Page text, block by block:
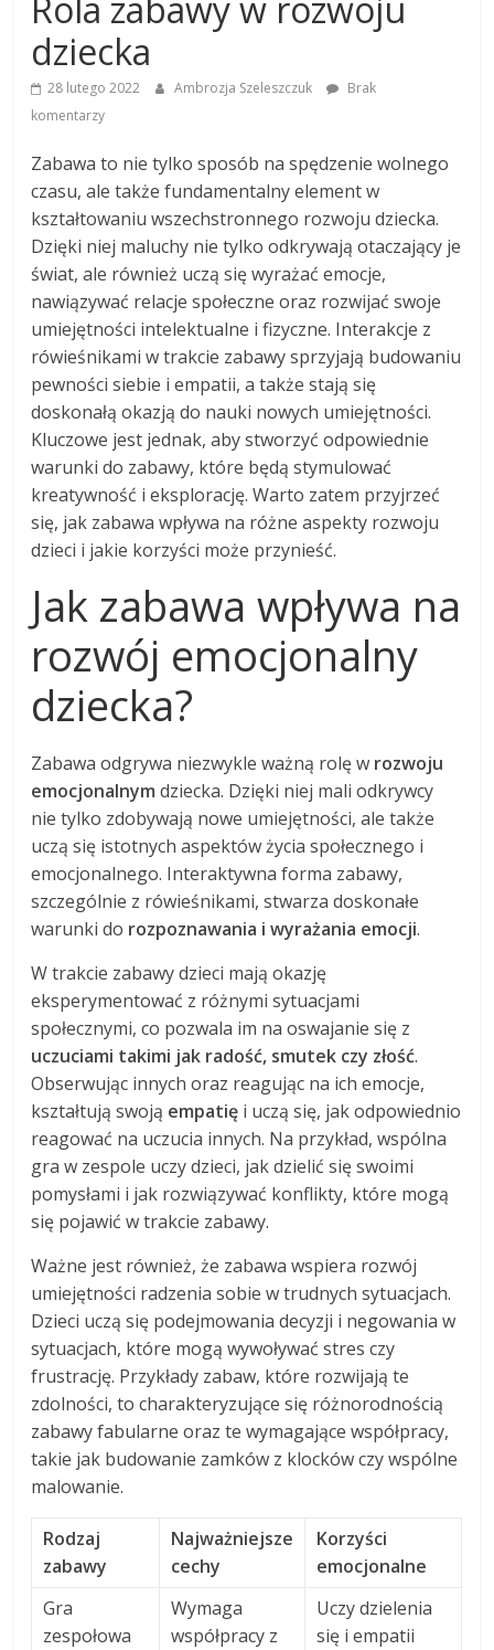
Rola zabawy w rozwoju
dziecka
28 lutego 2022 Ambrozja Szeleszczuk
Brak
komentarzy
Zabawa to nie tylko sposób na spędzenie wolnego
czasu, ale także fundamentalny element w
kształtowaniu wszechstronnego rozwoju dziecka.
Dzięki niej maluchy nie tylko odkrywają otaczający je
świat, ale również uczą się wyrażać emocje,
nawiązywać relacje społeczne oraz rozwijać swoje
umiejętności intelektualne i fizyczne. Interakcje z
rówieśnikami w trakcie zabawy sprzyjają budowaniu
pewności siebie i empatii, a także stają się
doskonałą okazją do nauki nowych umiejętności.
Kluczowe jest jednak, aby stworzyć odpowiednie
warunki do zabawy, które będą stymulować
kreatywność i eksplorację. Warto zatem przyjrzeć
się, jak zabawa wpływa na różne aspekty rozwoju
dzieci i jakie korzyści może przynieść.
Jak zabawa wpływa na
rozwój emocjonalny
dziecka?
Zabawa odgrywa niezwykle ważną rolę w rozwoju
emocjonalnym dziecka. Dzięki niej mali odkrywcy
nie tylko zdobywają nowe umiejętności, ale także
uczą się istotnych aspektów życia społecznego i
emocjonalnego. Interaktywna forma zabawy,
szczególnie z rówieśnikami, stwarza doskonałe
warunki do rozpoznawania i wyrażania emocji.
W trakcie zabawy dzieci mają okazję
eksperymentować z różnymi sytuacjami
społecznymi, co pozwala im na oswajanie się z
uczuciami takimi jak radość, smutek czy złość.
Obserwując innych oraz reagując na ich emocje,
kształtują swoją empatię i uczą się, jak odpowiednio
reagować na uczucia innych. Na przykład, wspólna
gra w zespole uczy dzieci, jak dzielić się swoimi
pomysłami i jak rozwiązywać konflikty, które mogą
się pojawić w trakcie zabawy.
Ważne jest również, że zabawa wspiera rozwój
umiejętności radzenia sobie w trudnych sytuacjach.
Dzieci uczą się podejmowania decyzji i negowania w
sytuacjach, które mogą wywoływać stres czy
frustrację. Przykłady zabaw, które rozwijają te
zdolności, to charakteryzujące się różnorodnością
zabawy fabularne oraz te wymagające współpracy,
takie jak budowanie zamków z klocków czy wspólne
malowanie.
Rodzaj
zabawy
Najważniejsze
cechy
Korzyści
emocjonalne
Gra
zespołowa
Wymaga
współpracy z
Uczy dzielenia
się i empatii